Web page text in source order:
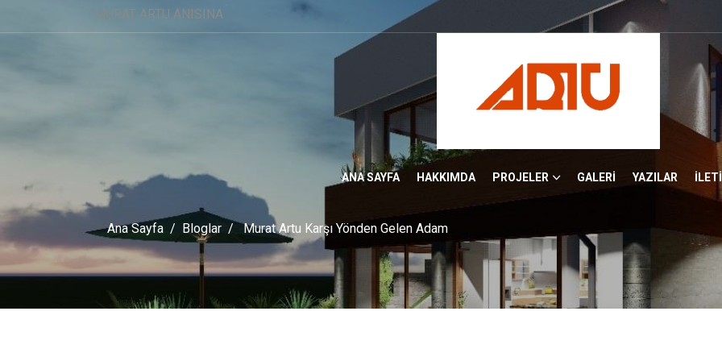
MURAT ARTU ANISINA
ANA SAYFA HAKKIMDA PROJELER GALERİ YAZILAR
Ana Sayfa Bloglar Murat Artu Karşı Yönden Gelen Adam